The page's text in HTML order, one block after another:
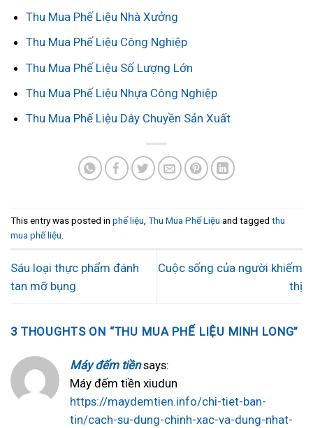
Thu Mua Phế Liệu Nhà Xưởng
Thu Mua Phế Liệu Công Nghiệp
Thu Mua Phế Liệu Số Lượng Lớn
Thu Mua Phế Liệu Nhựa Công Nghiệp
Thu Mua Phế Liệu Dây Chuyền Sản Xuất
This entry was posted in phế liệu Thu Mua Phế Liệu and tagged thu
mua phế liệu
Sáu loại thực phẩm đánh
tan mỡ bụng
Cuộc sống của người khiếm
thị
3 THOUGHTS ON “THU MUA PHẾ LIỆU MINH LONG”
Máy đếm tiền says:
Máy đếm tiền xiudun
https://maydemtien.info/chi-tiet-ban-
tin/cach-su-dung-chinh-xac-va-dung-nhat-